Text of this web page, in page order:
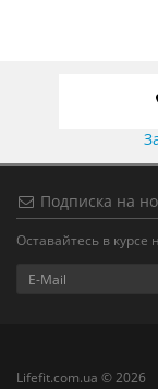
Подписка на
Оставайтесь в
Lifefit.com.ua © 2026